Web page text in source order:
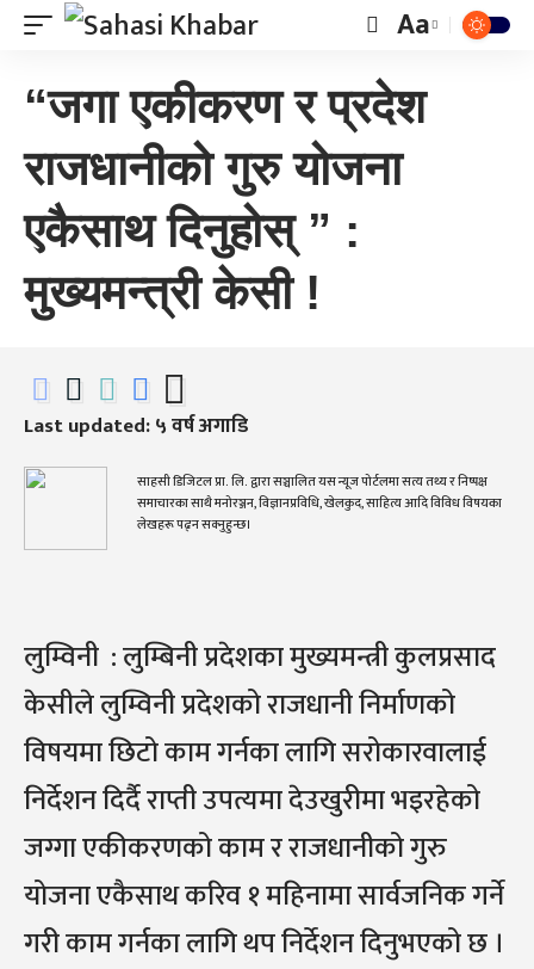
Aa
“जगा एकीकरण र प्रदेश
राजधानीको गुरु योजना
एकैसाथ दिनुहोस् ” :
मुख्यमन्त्री केसी !
Last updated: ५ वर्ष अगाडि
साहसी डिजिटल प्रा. लि. द्वारा सञ्चालित यस न्यूज पोर्टलमा सत्य तथ्य र निष्पक्ष
समाचारका साथै मनोरञ्जन, विज्ञानप्रविधि, खेलकुद, साहित्य आदि विविध विषयका
लेखहरू पढ्न सक्नुहुन्छ।
लुम्विनी : लुम्बिनी प्रदेशका मुख्यमन्त्री कुलप्रसाद
केसीले लुम्विनी प्रदेशको राजधानी निर्माणको
विषयमा छिटो काम गर्नका लागि सरोकारवालाई
निर्देशन दिर्दै राप्ती उपत्यमा देउखुरीमा भइरहेको
जग्गा एकीकरणको काम र राजधानीको गुरु
योजना एकैसाथ करिव १ महिनामा सार्वजनिक गर्ने
गरी काम गर्नका लागि थप निर्देशन दिनुभएको छ ।